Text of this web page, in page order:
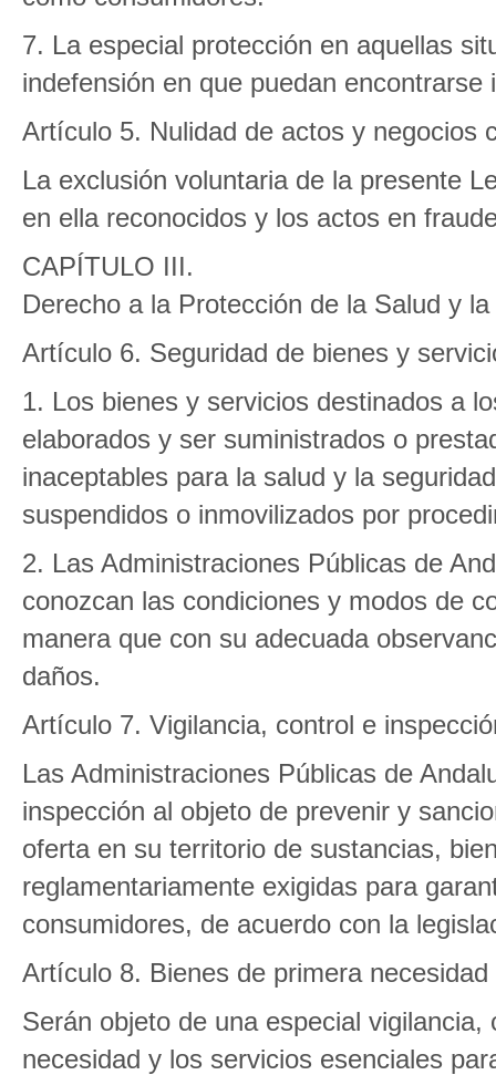
7. La especial protección en aquellas
indefensión en que puedan
Artículo 5. Nulidad de actos y negocios
La exclusión voluntaria de la presente
en ella reconocidos y los actos en
CAPÍTULO III.
Derecho a la Protección de la Salud y
Artículo 6. Seguridad de bienes y
1. Los bienes y servicios destinados a
elaborados y ser suministrados o
inaceptables para la salud y la
suspendidos o inmovilizados por
2. Las Administraciones Públicas de
conozcan las condiciones y modos de
manera que con su adecuada
daños.
Artículo 7. Vigilancia, control e
Las Administraciones Públicas de
inspección al objeto de prevenir y
oferta en su territorio de sustancias,
reglamentariamente exigidas para
consumidores, de acuerdo con la
Artículo 8. Bienes de primera
Serán objeto de una especial
necesidad y los servicios esenciales